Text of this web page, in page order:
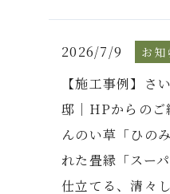
2026/7/9 お知
【施工事例】さ
邸｜HPからのご
んのい草「ひの
れた畳縁「スー
仕立てる、清々